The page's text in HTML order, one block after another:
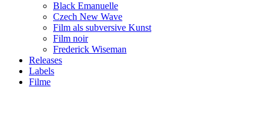
Black Emanuelle
Czech New Wave
Film als subversive Kunst
Film noir
Frederick Wiseman
Releases
Labels
Filme